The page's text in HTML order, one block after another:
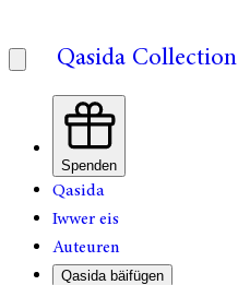
Qasida Collection
Spenden
Qasida
Iwwer eis
Auteuren
Qasida bäifügen